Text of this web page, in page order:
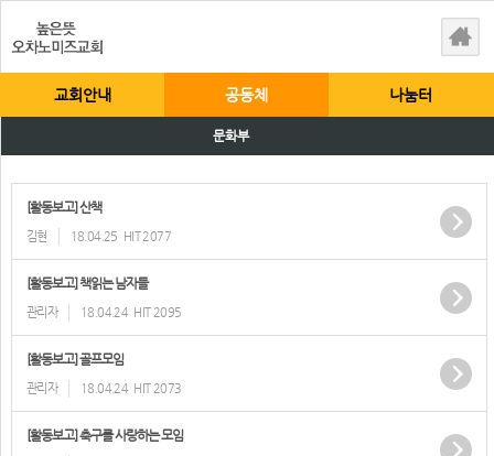
교회안내 공동체 나눔터
문화부
[활동보고] 산책
김현 18.04.25 HIT 2077
[활동보고] 책읽는 남자들
관리자 18.04.24 HIT 2095
[활동보고] 골프모임
관리자 18.04.24 HIT 2073
[활동보고] 축구를 사랑하는 모임